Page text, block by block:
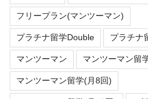
フリープラン(マンツーマン)
プラチナ留学Double プラチナ
マンツーマン マンツーマン留
マンツーマン留学(月8回)